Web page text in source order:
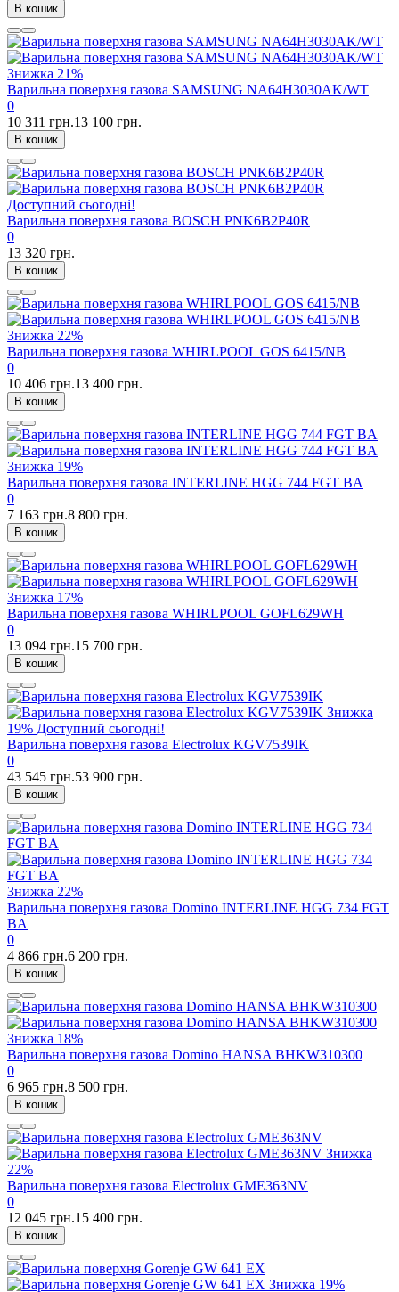
В кошик
Знижка 21%
Варильна поверхня газова SAMSUNG NA64H3030AK/WT
0
10 311 грн.13 100 грн.
В кошик
Доступний сьогодні!
Варильна поверхня газова BOSCH PNK6B2P40R
0
13 320 грн.
В кошик
Знижка 22%
Варильна поверхня газова WHIRLPOOL GOS 6415/NB
0
10 406 грн.13 400 грн.
В кошик
Знижка 19%
Варильна поверхня газова INTERLINE HGG 744 FGT BA
0
7 163 грн.8 800 грн.
В кошик
Знижка 17%
Варильна поверхня газова WHIRLPOOL GOFL629WH
0
13 094 грн.15 700 грн.
В кошик
Знижка
19% Доступний сьогодні!
Варильна поверхня газова Electrolux KGV7539IK
0
43 545 грн.53 900 грн.
В кошик
Знижка 22%
Варильна поверхня газова Domino INTERLINE HGG 734 FGT
BA
0
4 866 грн.6 200 грн.
В кошик
Знижка 18%
Варильна поверхня газова Domino HANSA BHKW310300
0
6 965 грн.8 500 грн.
В кошик
Знижка
22%
Варильна поверхня газова Electrolux GME363NV
0
12 045 грн.15 400 грн.
В кошик
Знижка 19%